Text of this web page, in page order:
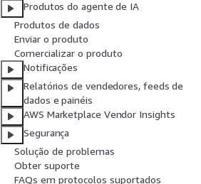
Produtos do agente de IA
Produtos de dados
Enviar o produto
Comercializar o produto
Notificações
Relatórios de vendedores, feeds de
dados e painéis
AWS Marketplace Vendor Insights
Segurança
Solução de problemas
Obter suporte
FAQs em protocolos suportados